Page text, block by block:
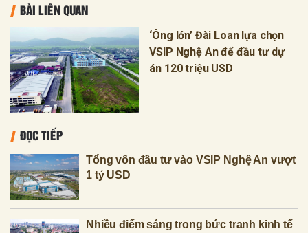
BÀI LIÊN QUAN
‘Ông lớn’ Đài Loan lựa chọn
VSIP Nghệ An để đầu tư dự
án 120 triệu USD
ĐỌC TIẾP
Tổng vốn đầu tư vào VSIP Nghệ An vượt
1 tỷ USD
Nhiều điểm sáng trong bức tranh kinh tế